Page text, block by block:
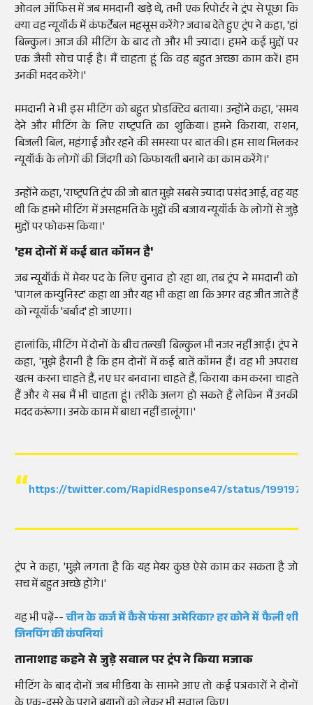
ओवल ऑफिस में जब ममदानी खड़े थे, तभी एक रिपोर्टर ने ट्रंप से पूछा कि
क्या वह न्यूयॉर्क में कंफर्टेबल महसूस करेंगे? जवाब देते हुए ट्रंप ने कहा, 'हां
बिल्कुल। आज की मीटिंग के बाद तो और भी ज्यादा। हमने कई मुद्दों पर
एक जैसी सोच पाई है। मैं चाहता हूं कि वह बहुत अच्छा काम करें। हम
उनकी मदद करेंगे।'
ममदानी ने भी इस मीटिंग को बहुत प्रोडक्टिव बताया। उन्होंने कहा, 'समय
देने और मीटिंग के लिए राष्ट्रपति का शुक्रिया। हमने किराया, राशन,
बिजली बिल, महंगाई और रहने की समस्या पर बात की। हम साथ मिलकर
न्यूयॉर्क के लोगों की जिंदगी को किफायती बनाने का काम करेंगे।'
उन्होंने कहा, 'राष्ट्रपति ट्रंप की जो बात मुझे सबसे ज्यादा पसंद आई, वह यह
थी कि हमने मीटिंग में असहमति के मुद्दों की बजाय न्यूयॉर्क के लोगों से जुड़े
मुद्दों पर फोकस किया।'
'हम दोनों में कई बात कॉमन है'
जब न्यूयॉर्क में मेयर पद के लिए चुनाव हो रहा था, तब ट्रंप ने ममदानी को
'पागल कम्युनिस्ट' कहा था और यह भी कहा था कि अगर वह जीत जाते हैं
को न्यूयॉर्क 'बर्बाद' हो जाएगा।
हालांकि, मीटिंग में दोनों के बीच तल्खी बिल्कुल भी नजर नहीं आई। ट्रंप ने
कहा, 'मुझे हैरानी है कि हम दोनों में कई बातें कॉमन हैं। वह भी अपराध
खत्म करना चाहते हैं, नए घर बनवाना चाहते हैं, किराया कम करना चाहते
हैं और ये सब मैं भी चाहता हूं। तरीके अलग हो सकते हैं लेकिन मैं उनकी
मदद करूंगा। उनके काम में बाधा नहीं डालूंगा।'
https://twitter.com/RapidResponse47/status/
ट्रंप ने कहा, 'मुझे लगता है कि यह मेयर कुछ ऐसे काम कर सकता है जो
सच में बहुत अच्छे होंगे।'
यह भी पढ़ें--चीन के कर्ज में कैसे फंसा अमेरिका? हर कोने में फैली शी
जिनपिंग की कंपनियां
तानाशाह कहने से जुड़े सवाल पर ट्रंप ने किया मजाक
मीटिंग के बाद दोनों जब मीडिया के सामने आए तो कई पत्रकारों ने दोनों